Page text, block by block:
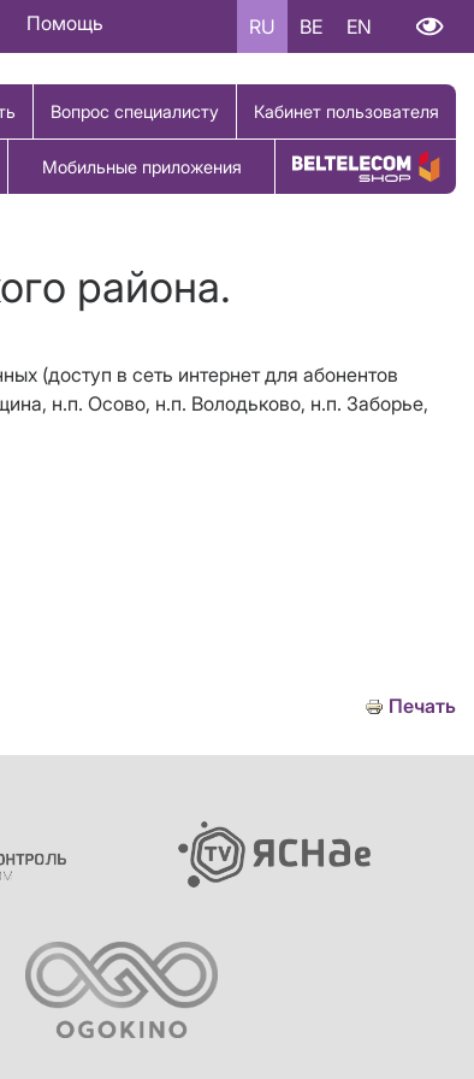
Помощь RU BE EN
Вопрос специалисту Кабинет пользователя
Мобильные приложения Купить товар
района.
(доступ в сеть интернет для абонентов
н.п. Осово, н.п. Володьково, н.п. Заборье,
Печать